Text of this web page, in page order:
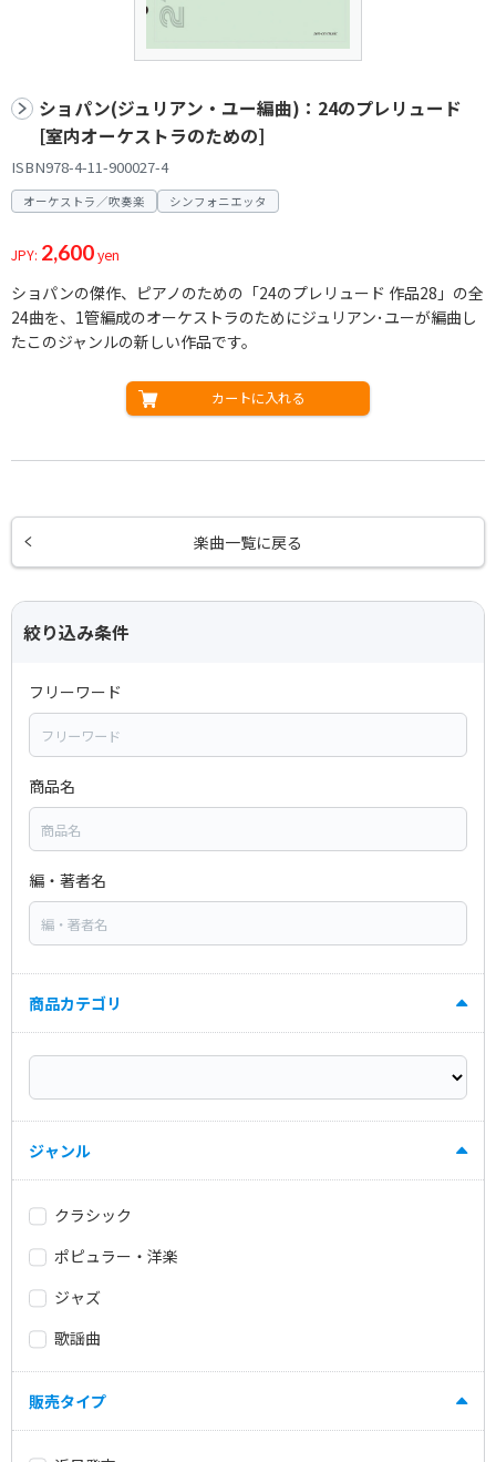
ショパン(ジュリアン・ユー編曲)：24のプレリュード
[室内オーケストラのための]
ISBN978-4-11-900027-4
オーケストラ／吹奏楽 シンフォニエッタ
JPY: 2,600yen
ショパンの傑作、ピアノのための「24のプレリュード 作品28」の全
24曲を、1管編成のオーケストラのためにジュリアン･ユーが編曲し
たこのジャンルの新しい作品です。
カートに入れる
楽曲一覧に戻る
絞り込み条件
フリーワード
商品名
編・著者名
商品カテゴリ
ジャンル
クラシック
ポピュラー・洋楽
ジャズ
歌謡曲
販売タイプ